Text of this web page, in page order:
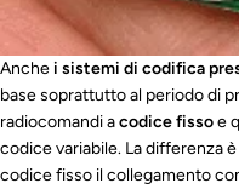
Anche i sistemi di codifica
base soprattutto al periodo di
radiocomandi acodice fissoe
codice variabile. La differenza
codice fisso il collegamento